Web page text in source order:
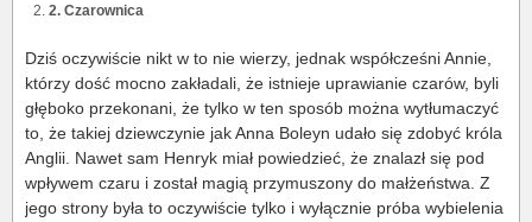
2. Czarownica
Dziś oczywiście nikt w to nie wierzy, jednak współcześni Annie,
którzy dość mocno zakładali, że istnieje uprawianie czarów, byli
głęboko przekonani, że tylko w ten sposób można wytłumaczyć
to, że takiej dziewczynie jak Anna Boleyn udało się zdobyć króla
Anglii. Nawet sam Henryk miał powiedzieć, że znalazł się pod
wpływem czaru i został magią przymuszony do małżeństwa. Z
jego strony była to oczywiście tylko i wyłącznie próba wybielenia